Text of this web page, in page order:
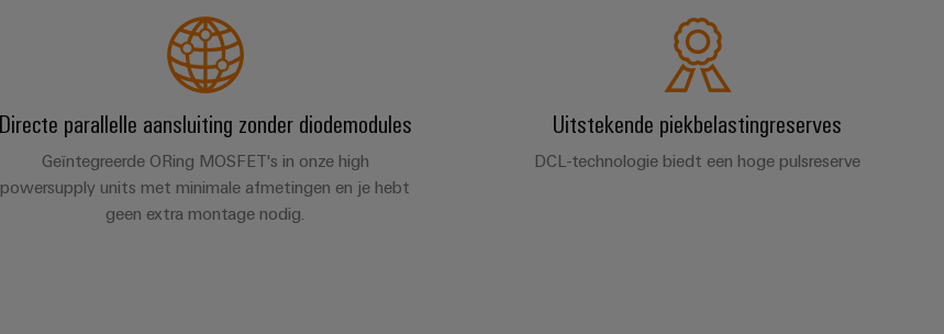
Directe parallelle aansluiting zonder diodemodules
Geïntegreerde ORing MOSFET's in onze high
powersupply units met minimale afmetingen en je hebt
geen extra montage nodig.
Uitstekende piekbelastingreserves
DCL-technologie biedt een hoge pulsreserve